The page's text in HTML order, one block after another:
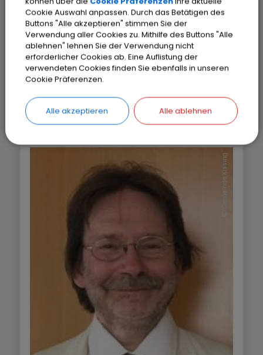
oft zitierten Kunstführer von Hanns Merkl
durch die Kissinger Kirchen und auf die
Internetseiten des Bistums Augsburg
verwiesen, die den Gotteshäusern Kissings
gewidmet sind.
Gemeinde Kissing
Cookie Auswahl anpassen. Durch das Betätigen des
Buttons "Alle akzeptieren" stimmen Sie der
Verwendung aller Cookies zu. Mithilfe des Buttons "Alle
ablehnen" lehnen Sie der Verwendung nicht
erforderlicher Cookies ab. Eine Auflistung der
verwendeten Cookies finden Sie ebenfalls in unseren
Cookie Präferenzen.
Alle akzeptieren Alle ablehnen